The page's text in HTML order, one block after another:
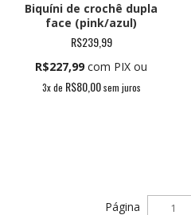
Biquíni de crochê dupla
face (pink/azul)
R$239,99
R$227,99 com PIX ou
3x de R$80,00sem juros
Página